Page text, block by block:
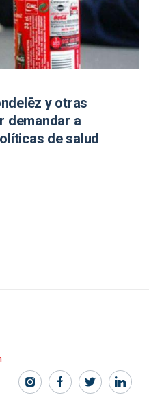
y otras
demandar a
de salud